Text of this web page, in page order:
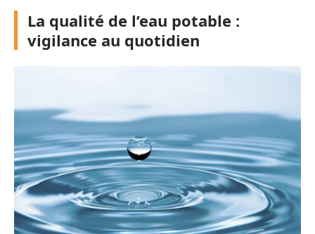
La qualité de l’eau potable :
vigilance au quotidien